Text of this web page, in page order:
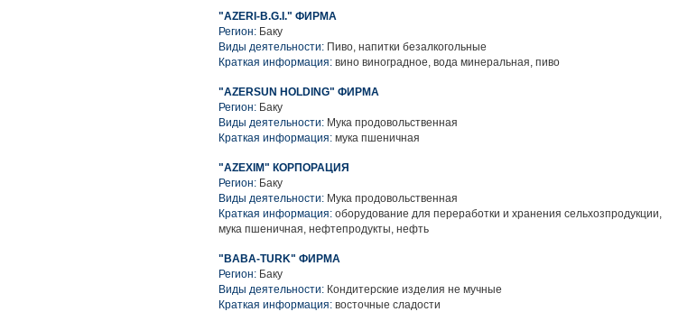
"AZERI-B.G.I." ФИРМА
Регион: Баку
Виды деятельности: Пиво, напитки безалкогольные
Краткая информация: вино виноградное, вода минеральная, пиво
"AZERSUN HOLDING" ФИРМА
Регион: Баку
Виды деятельности: Мука продовольственная
Краткая информация: мука пшеничная
"AZEXIM" КОРПОРАЦИЯ
Регион: Баку
Виды деятельности: Мука продовольственная
Краткая информация: оборудование для переработки и хранения сельхозпродукции,
мука пшеничная, нефтепродукты, нефть
"BABA-TURK" ФИРМА
Регион: Баку
Виды деятельности: Кондитерские изделия не мучные
Краткая информация: восточные сладости